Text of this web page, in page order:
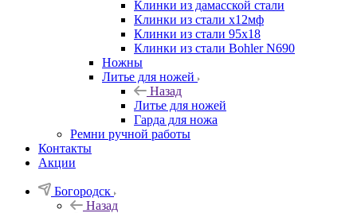
Клинки из дамасской стали
Клинки из стали х12мф
Клинки из стали 95х18
Клинки из стали Bohler N690
Ножны
Литье для ножей
Назад
Литье для ножей
Гарда для ножа
Ремни ручной работы
Контакты
Акции
Богородск
Назад